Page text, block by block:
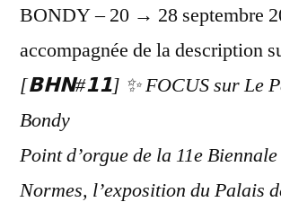
BONDY – 20 → 28 septembre
accompagnée de la description
[𝗕𝗛𝗡#𝟭𝟭] ✨ FOCUS sur Le
Bondy
Point d’orgue de la 11e
Normes, l’exposition du Palais